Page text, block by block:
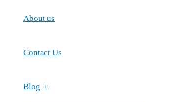
About us
Contact Us
Blog